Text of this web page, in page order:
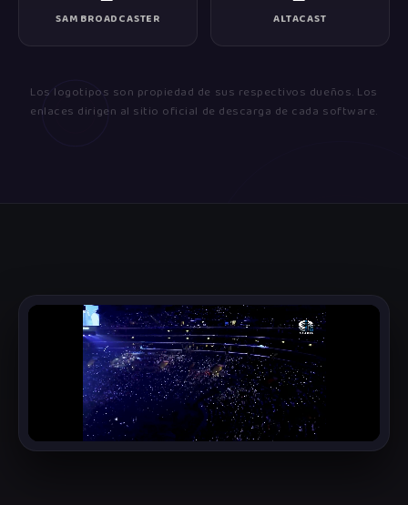
SAM BROADCASTER ALTACAST
Los logotipos son propiedad de sus respectivos dueños. Los
enlaces dirigen al sitio oficial de descarga de cada software.